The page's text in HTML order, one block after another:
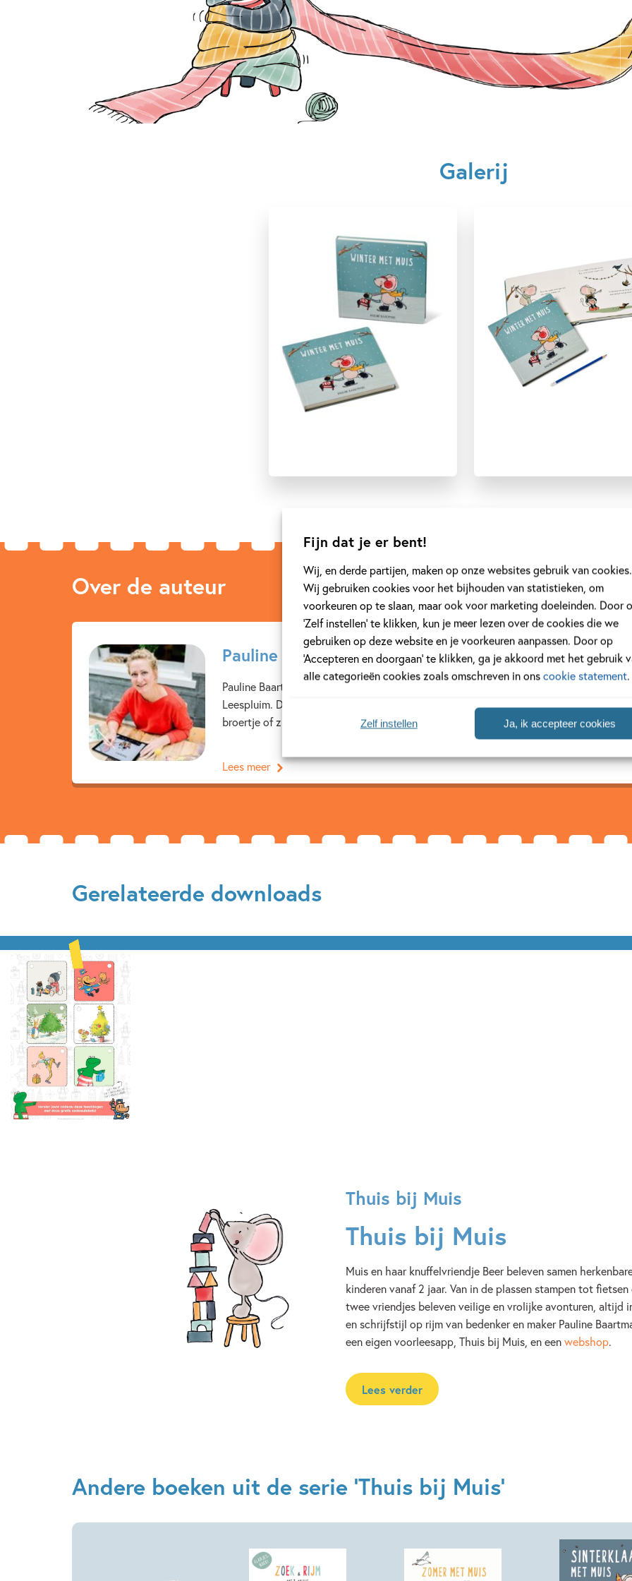
Fijn dat je er bent!
Wij, en derde partijen, maken op onze websites gebruik van cookies.
Wij gebruiken cookies voor het bijhouden van statistieken, om
voorkeuren op te slaan, maar ook voor marketing doeleinden. Door
‘Zelf instellen’ te klikken, kun je meer lezen over de cookies die we
gebruiken op deze website en je voorkeuren aanpassen. Door op
‘Accepteren en doorgaan’ te klikken, ga je akkoord met het gebruik
alle categorieën cookies zoals omschreven in onscookie statement.
Ja, ik accepteer cookies
Zelf instellen
Kenmerken van dit boek
1.5 – 3 jaar
3 – 5 jaar
Galerij
Over de auteur
Pauline Baartmans
Pauline Baartmans is illustrator en ontwerper. Ze is de bedenker en maker van Muis.
Leespluim. De boeken over de twee vriendjes Muis en Beer gaan over herkenbare
broertje of zusje krijgen ( We krijgen er een...
Lees meer
Gerelateerde downloads
Thuis bij Muis
Thuis bij Muis
Muis en haar knuffelvriendje Beer beleven samen
kinderen vanaf 2 jaar. Van in de plassen stampen tot
twee vriendjes beleven veilige en vrolijke avonturen, altijd
en schrijfstijl op rijm van bedenker en maker Pauline
een eigen voorleesapp, Thuis bij Muis, en eenwebshop.
Lees verder
Andere boeken uit de serie 'Thuis bij Muis'